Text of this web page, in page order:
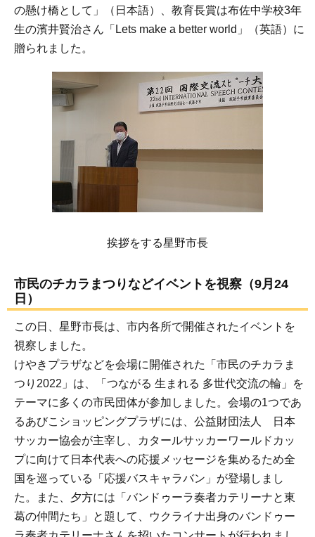
の懸け橋として」（日本語）、教育長賞は布佐中学校3年
生の濱井賢治さん「Lets make a better world」（英語）に
贈られました。
挨拶をする星野市長
市民のチカラまつりなどイベントを視察（9月24
日）
この日、星野市長は、市内各所で開催されたイベントを
視察しました。
けやきプラザなどを会場に開催された「市民のチカラま
つり2022」は、「つながる 生まれる 多世代交流の輪」を
テーマに多くの市民団体が参加しました。会場の1つであ
るあびこショッピングプラザには、公益財団法人 日本
サッカー協会が主宰し、カタールサッカーワールドカッ
プに向けて日本代表への応援メッセージを集めるため全
国を巡っている「応援バスキャラバン」が登場しまし
た。また、夕方には「バンドゥーラ奏者カテリーナと東
葛の仲間たち」と題して、ウクライナ出身のバンドゥー